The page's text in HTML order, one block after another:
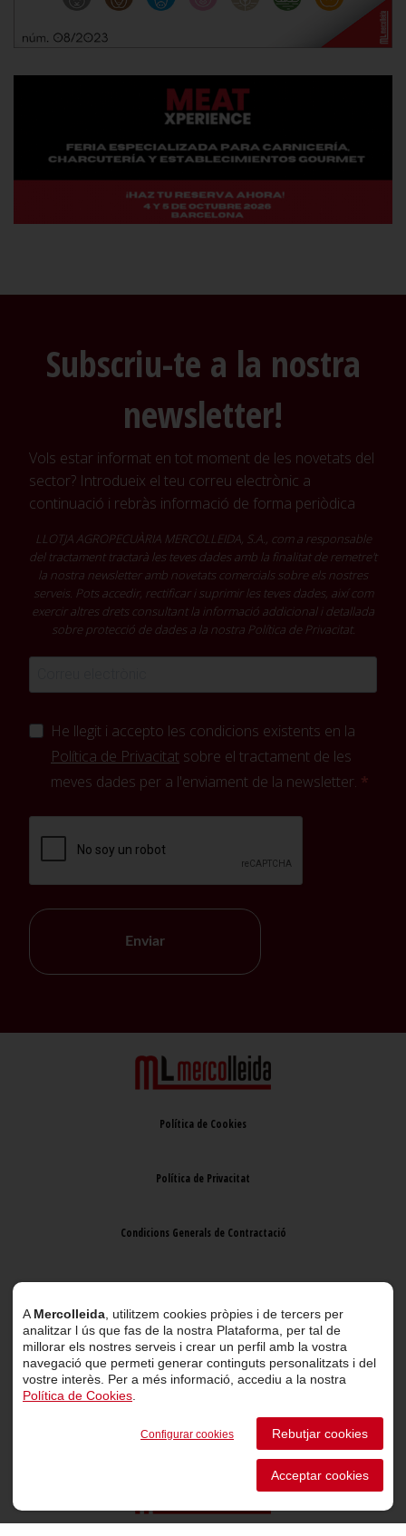
Subscriu-te a la nostra
newsletter!
Vols estar informat en tot moment de les novetats del
sector? Introdueix el teu correu electrònic a
continuació i rebràs informació de forma periòdica
LLOTJA AGROPECUÀRIA MERCOLLEIDA, S.A., com a responsable
del tractament tractarà les teves dades amb la finalitat de remetre't
la nostra newsletter amb novetats comercials sobre els nostres
serveis. Pots accedir, rectificar i suprimir les teves dades, així com
exercir altres drets consultant la informació addicional i detallada
sobre protecció de dades a la nostra Política de Privacitat.
He llegit i accepto les condicions existents en la
Política de Privacitat sobre el tractament de les
meves dades per a l'enviament de la newsletter.
Enviar
Política de Cookies
Política de Privacitat
Condicions Generals de Contractació
© 2026 Mercolleida. Tots els drets reservats.
ACTIUM Digital
A Mercolleida , utilitzem cookies pròpies i de tercers per
analitzar l ús que fas de la nostra Plataforma, per tal de
millorar els nostres serveis i crear un perfil amb la vostra
navegació que permeti generar continguts personalitzats i del
vostre interès. Per a més informació, accediu a la nostra
Política de Cookies
Configurar cookies Rebutjar cookies
Acceptar cookies